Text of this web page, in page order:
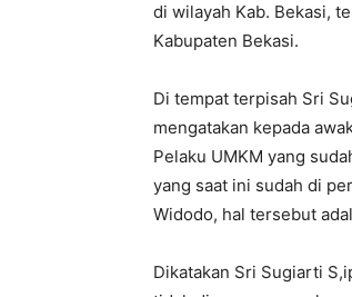
di wilayah Kab. Bekasi,
Kabupaten Bekasi.
Di tempat terpisah Sri
mengatakan kepada
Pelaku UMKM yang
yang saat ini sudah di
Widodo, hal tersebut
Dikatakan Sri Sugiarti